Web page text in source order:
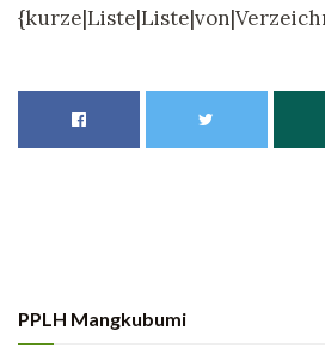
PPLH Mangkubumi